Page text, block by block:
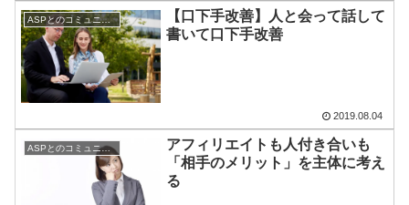
ASPとのコミュニケーション
【口下手改善】人と会って話して
書いて口下手改善
2019.08.04
ASPとのコミュニケーション
アフィリエイトも人付き合いも
「相手のメリット」を主体に考え
る